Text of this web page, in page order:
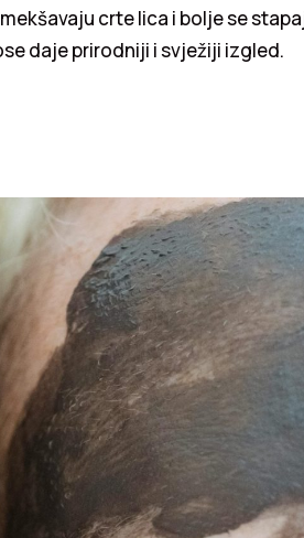
crte lica i bolje se
daje prirodniji i svježiji izgled.